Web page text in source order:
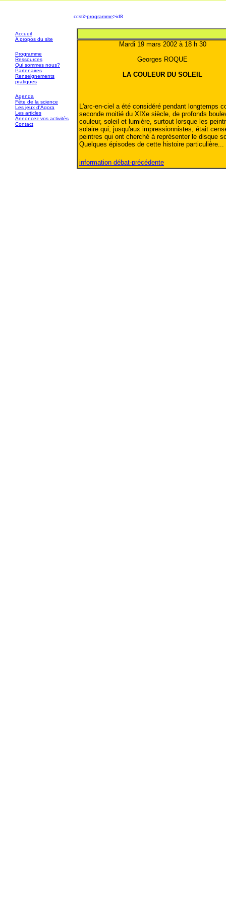
ccsti>programme>id8
Accueil
A propos du site
Programme
Ressources
Qui sommes nous?
Partenaires
Renseignements
pratiques
Agenda
Fête de la science
Les jeux d'Agora
Les articles
Annoncez vos activités
Contact
Mardi 19 mars 2002 à 18 h 30
Georges ROQUE
LA COULEUR DU SOLEIL
L'arc-en-ciel a été considéré pendant longtemps
seconde moitié du XIXe siècle, de profonds
couleur, soleil et lumière, surtout lorsque les
solaire qui, jusqu'aux impressionnistes, était
peintres qui ont cherché à représenter le disque
Quelques épisodes de cette histoire particulière...
information débat-précédente